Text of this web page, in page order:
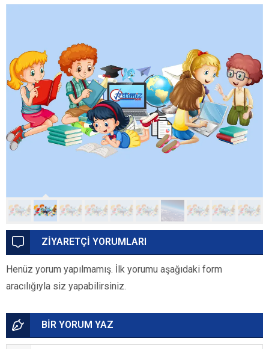
ZİYARETÇİ YORUMLARI
Henüz yorum yapılmamış. İlk yorumu aşağıdaki form
aracılığıyla siz yapabilirsiniz.
BİR YORUM YAZ